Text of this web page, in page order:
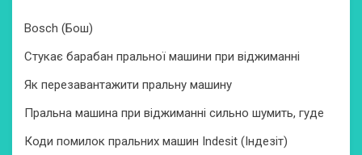
Bosch (Бош)
Стукає барабан пральної машини при віджиманні
Як перезавантажити пральну машину
Пральна машина при віджиманні сильно шумить, гуде
Коди помилок пральних машин Indesit (Індезіт)